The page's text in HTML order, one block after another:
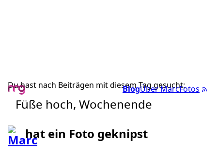
BlogÜber MarcFotos
Du hast nach Beiträgen mit diesem Tag gesucht:
Füße hoch, Wochenende
hat ein Foto geknipst